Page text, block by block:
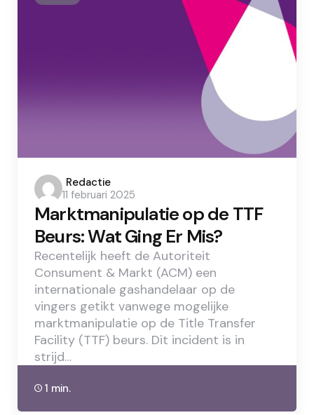
Posted
by
Redactie
11 februari 2025
Marktmanipulatie op de TTF
Beurs: Wat Ging Er Mis?
Recentelijk heeft de Autoriteit
Consument & Markt (ACM) een
internationale gashandelaar op de
vingers getikt vanwege mogelijke
marktmanipulatie op de Title Transfer
Facility (TTF) beurs. Dit incident is in
strijd…
1 min.